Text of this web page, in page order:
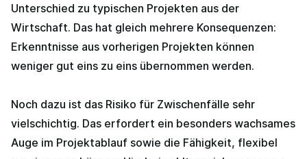
Unterschied zu typischen Projekten aus der
Wirtschaft. Das hat gleich mehrere Konsequenzen:
Erkenntnisse aus vorherigen Projekten können
weniger gut eins zu eins übernommen werden.
Noch dazu ist das Risiko für Zwischenfälle sehr
vielschichtig. Das erfordert ein besonders wachsames
Auge im Projektablauf sowie die Fähigkeit, flexibel